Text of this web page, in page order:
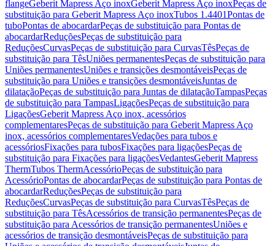
flangeGeberit Mapress Aço inoxGeberit Mapress Aço inoxPeças de
substituição para Geberit Mapress Aço inoxTubos 1.4401Pontas de
tuboPontas de abocardarPeças de substituição para Pontas de
abocardarReduçõesPeças de substituição para
ReduçõesCurvasPeças de substituição para CurvasTêsPeças de
substituição para TêsUniões permanentesPeças de substituição para
Uniões permanentesUniões e transições desmontáveisPeças de
substituição para Uniões e transições desmontáveisJuntas de
dilataçãoPeças de substituição para Juntas de dilataçãoTampasPeças
de substituição para TampasLigaçõesPeças de substituição para
LigaçõesGeberit Mapress Aço inox, acessórios
complementaresPeças de substituição para Geberit Mapress Aço
inox, acessórios complementaresVedações para tubos e
acessóriosFixações para tubosFixações para ligaçõesPeças de
substituição para Fixações para ligaçõesVedantesGeberit Mapress
ThermTubos ThermAcessórioPeças de substituição para
AcessórioPontas de abocardarPeças de substituição para Pontas de
abocardarReduçõesPeças de substituição para
ReduçõesCurvasPeças de substituição para CurvasTêsPeças de
substituição para TêsAcessórios de transição permanentesPeças de
substituição para Acessórios de transição permanentesUniões e
acessórios de transição desmontáveisPeças de substituição para